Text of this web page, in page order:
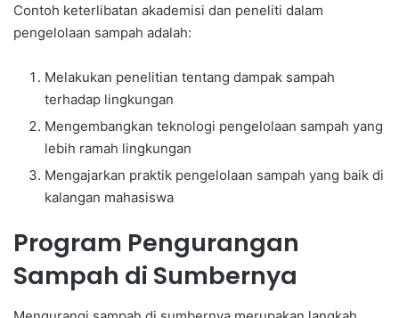
Contoh keterlibatan akademisi dan peneliti dalam
pengelolaan sampah adalah:
Melakukan penelitian tentang dampak sampah
terhadap lingkungan
Mengembangkan teknologi pengelolaan sampah yang
lebih ramah lingkungan
Mengajarkan praktik pengelolaan sampah yang baik di
kalangan mahasiswa
Program Pengurangan
Sampah di Sumbernya